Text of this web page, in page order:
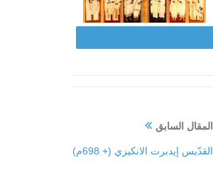
المقال السابق
القدّيس إيدبرت الانكيزي (+ 698م)